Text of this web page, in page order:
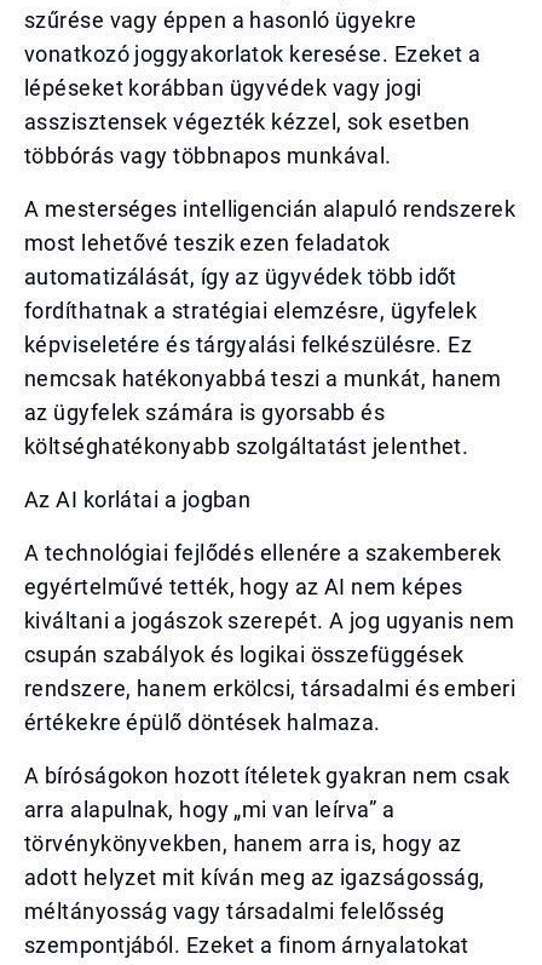
szűrése vagy éppen a hasonló ügyekre
vonatkozó joggyakorlatok keresése. Ezeket a
lépéseket korábban ügyvédek vagy jogi
asszisztensek végezték kézzel, sok esetben
többórás vagy többnapos munkával.
A mesterséges intelligencián alapuló rendszerek
most lehetővé teszik ezen feladatok
automatizálását, így az ügyvédek több időt
fordíthatnak a stratégiai elemzésre, ügyfelek
képviseletére és tárgyalási felkészülésre. Ez
nemcsak hatékonyabbá teszi a munkát, hanem
az ügyfelek számára is gyorsabb és
költséghatékonyabb szolgáltatást jelenthet.
Az AI korlátai a jogban
A technológiai fejlődés ellenére a szakemberek
egyértelművé tették, hogy az AI nem képes
kiváltani a jogászok szerepét. A jog ugyanis nem
csupán szabályok és logikai összefüggések
rendszere, hanem erkölcsi, társadalmi és emberi
értékekre épülő döntések halmaza.
A bíróságokon hozott ítéletek gyakran nem csak
arra alapulnak, hogy „mi van leírva” a
törvénykönyvekben, hanem arra is, hogy az
adott helyzet mit kíván meg az igazságosság,
méltányosság vagy társadalmi felelősség
szempontjából. Ezeket a finom árnyalatokat